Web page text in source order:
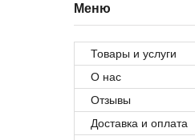
Товары и услуги
О нас
Отзывы
Доставка и оплата